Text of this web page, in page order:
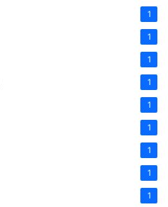
1
1
1
1
1
1
1
1
1